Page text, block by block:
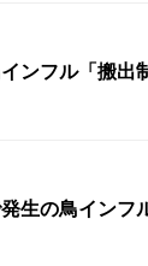
ンフル「搬出
生の鳥イン